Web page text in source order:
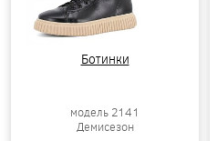
Ботинки
модель 2141
Демисезон